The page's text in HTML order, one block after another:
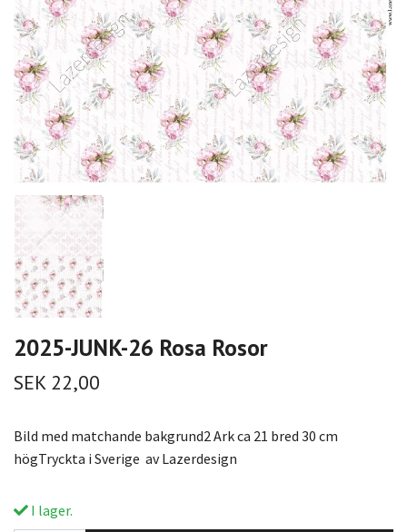
2025-JUNK-26 Rosa Rosor
SEK 22,00
Bild med matchande bakgrund2 Ark ca 21 bred 30 cm
högTryckta i Sverige av Lazerdesign
I lager.